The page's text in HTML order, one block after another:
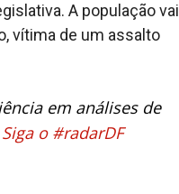
A população vai
vítima de um assalto
em análises de
Siga o #radarDF